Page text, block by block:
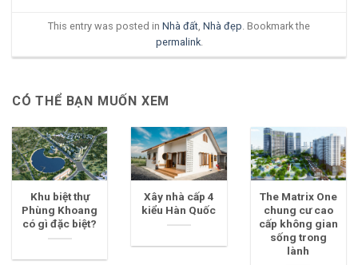
This entry was posted in Nhà đất Nhà đẹp . Bookmark the
permalink.
CÓ THỂ BẠN MUỐN XEM
Khu biệt thự
Phùng Khoang
có gì đặc biệt?
Xây nhà cấp 4
kiểu Hàn Quốc
The Matrix One
chung cư cao
cấp không gian
sống trong
lành